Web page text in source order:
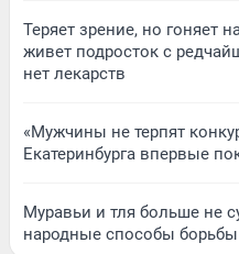
Теряет зрение, но гоняет
живет подросток с
нет лекарств
«Мужчины не терпят
Екатеринбурга впервые
Муравьи и тля больше не
народные способы